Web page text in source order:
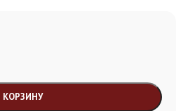
КОРЗИНУ